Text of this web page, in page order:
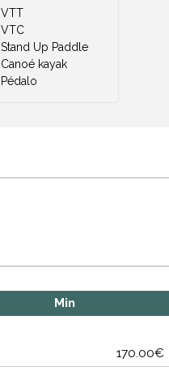
VTT
VTC
Stand Up Paddle
Canoé kayak
Pédalo
Min
170.00€